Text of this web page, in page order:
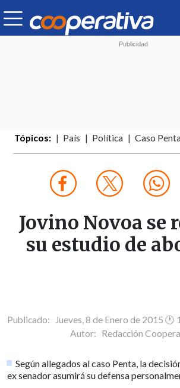
Tópicos: País Política Caso
Jovino Novoa se
su estudio de
Publicado: Jueves, 8 de Enero de 2015 🕐
Autor: Redacción
Según allegados al caso Penta, la
ex senador asumirá su defensa